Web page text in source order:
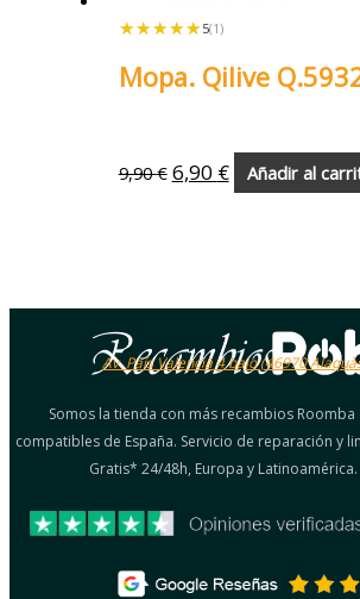
★★★★★
★★★★★ 5(1)
Mopa. Qilive
9,90€ 6,90 € Añadir al
Av. País Valencià 4 bajo (46970
Somos la tienda con más recambios
compatibles de España. Servicio de reparación y
Gratis* 24/48h, Europa y Latinoamérica.